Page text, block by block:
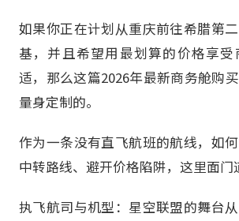
如果你正在计划从重庆前往希腊第
基，并且希望用最划算的价格享
适，那么这篇2026年最新商务舱购
量身定制的。
作为一条没有直飞航班的航线，如
中转路线、避开价格陷阱，这里面门
执飞航司与机型：星空联盟的舞台